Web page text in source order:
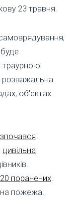
23 травня.
буде
траурною
об'єктах
цивільна
поранених
пожежа.